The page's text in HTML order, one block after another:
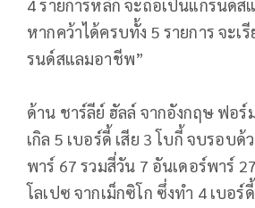
4 รายการหลัก จะถือเป็นแกรนด์
หากคว้าได้ครบทั้ง 5 รายการ จะเ
รนด์สแลมอาชีพ”
ด้าน ชาร์ลีย์ ฮัลล์ จากอังกฤษ ฟอร์
เกิล 5 เบอร์ดี้ เสีย 3 โบกี้ จบรอบด้
พาร์ 67 รวมสี่วัน 7 อันเดอร์พาร์
โลเปซ จากเม็กซิโก ซึ่งทำ 4 เบอร์